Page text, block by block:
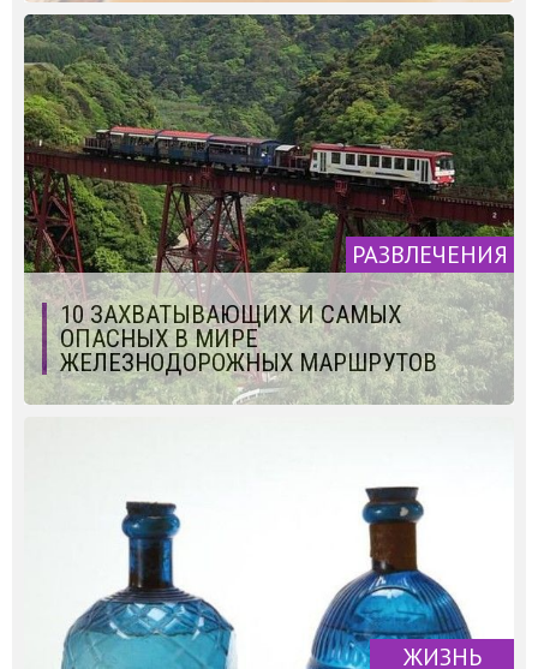
РАЗВЛЕЧЕНИЯ
10 ЗАХВАТЫВАЮЩИХ И САМЫХ
ОПАСНЫХ В МИРЕ
ЖЕЛЕЗНОДОРОЖНЫХ МАРШРУТОВ
ЖИЗНЬ